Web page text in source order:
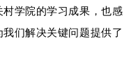
学院的学习成果，也感
们解决关键问题提供了